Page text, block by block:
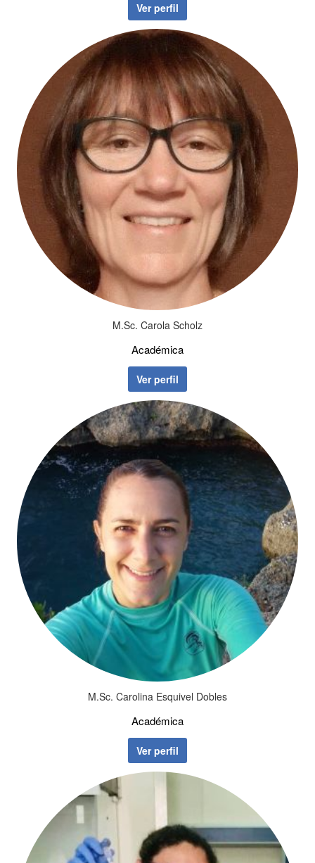
Ver perfil
M.Sc. Carola Scholz
Académica
Ver perfil
M.Sc. Carolina Esquivel Dobles
Académica
Ver perfil